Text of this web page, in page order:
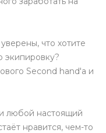
что хотите
экипировку?
Second hand'а и
любой настоящий
нравится, чем-то